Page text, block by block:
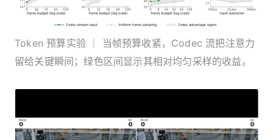
Token 预算实验 ｜ 当帧预算收紧，Codec 流把注意力
留给关键瞬间；绿色区间显示其相对均匀采样的收益。